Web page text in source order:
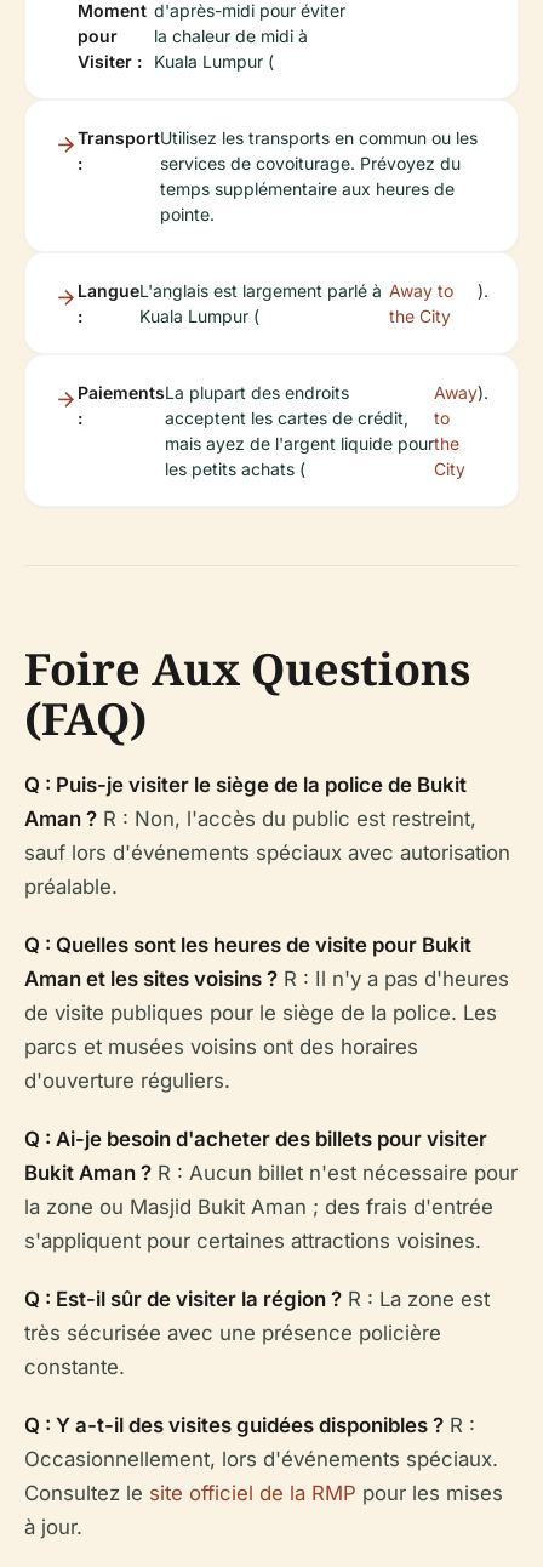
Moment
pour
Visiter :
d'après-midi pour éviter
la chaleur de midi à
Kuala Lumpur (
Transport
:
Utilisez les transports en commun ou les
services de covoiturage. Prévoyez du
temps supplémentaire aux heures de
pointe.
Langue
:
L'anglais est largement parlé à
Kuala Lumpur (
Away to
the City
).
Paiements
:
La plupart des endroits
acceptent les cartes de crédit,
mais ayez de l'argent liquide pour
les petits achats (
Away
to
the
City
).
Foire Aux Questions
(FAQ)
Q : Puis-je visiter le siège de la police de Bukit
Aman ? R : Non, l'accès du public est restreint,
sauf lors d'événements spéciaux avec autorisation
préalable.
Q : Quelles sont les heures de visite pour Bukit
Aman et les sites voisins ? R : Il n'y a pas d'heures
de visite publiques pour le siège de la police. Les
parcs et musées voisins ont des horaires
d'ouverture réguliers.
Q : Ai-je besoin d'acheter des billets pour visiter
Bukit Aman ? R : Aucun billet n'est nécessaire pour
la zone ou Masjid Bukit Aman ; des frais d'entrée
s'appliquent pour certaines attractions voisines.
Q : Est-il sûr de visiter la région ? R : La zone est
très sécurisée avec une présence policière
constante.
Q : Y a-t-il des visites guidées disponibles ? R :
Occasionnellement, lors d'événements spéciaux.
Consultez le site officiel de la RMP pour les mises
à jour.